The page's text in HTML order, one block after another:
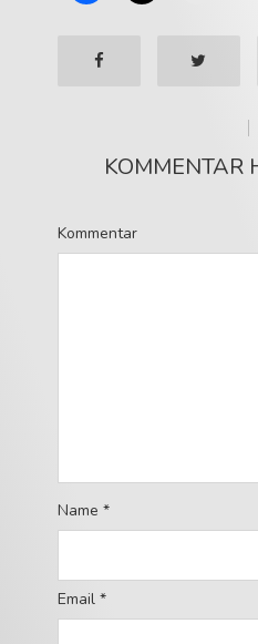
KOMMENTAR
Kommentar
Name *
Email *